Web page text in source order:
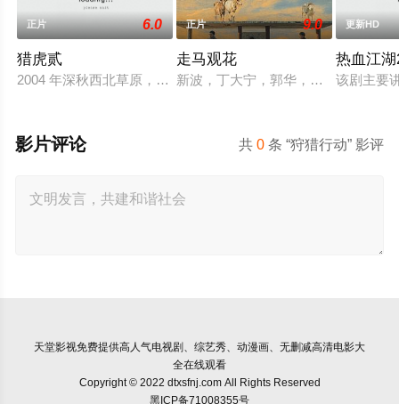
正片 6.0
猎虎贰
2004 年深秋西北草原，假交警截停铜矿押运车，炸药破箱、两
正片 9.0
走马观花
新波，丁大宁，郭华，程一木他们毕
更新HD
热血江湖
该剧主要
共0 条 “狩猎行动” 影评
影片评论
天堂影视免费提供高人气电视剧、综艺秀、动漫画、无删减高清电影大
全在线观看
Copyright © 2022 dtxsfnj.com All Rights Reserved
黑ICP备71008355号